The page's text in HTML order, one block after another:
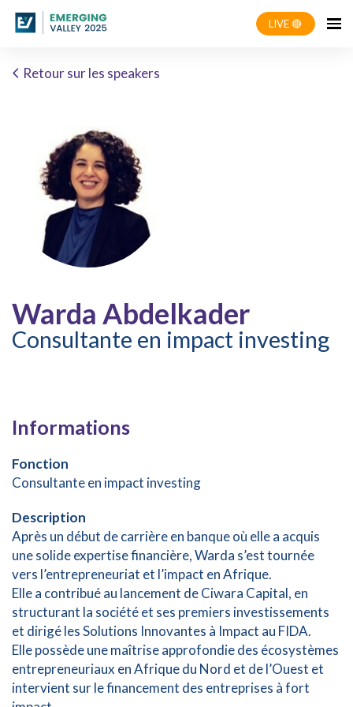
LIVE 🔴
Retour sur les speakers
Warda Abdelkader
Consultante en impact investing
Informations
Fonction
Consultante en impact investing
Description
Après un début de carrière en banque où elle a acquis
une solide expertise financière, Warda s’est tournée
vers l’entrepreneuriat et l’impact en Afrique.
Elle a contribué au lancement de Ciwara Capital, en
structurant la société et ses premiers investissements
et dirigé les Solutions Innovantes à Impact au FIDA.
Elle possède une maîtrise approfondie des écosystèmes
entrepreneuriaux en Afrique du Nord et de l’Ouest et
intervient sur le financement des entreprises à fort